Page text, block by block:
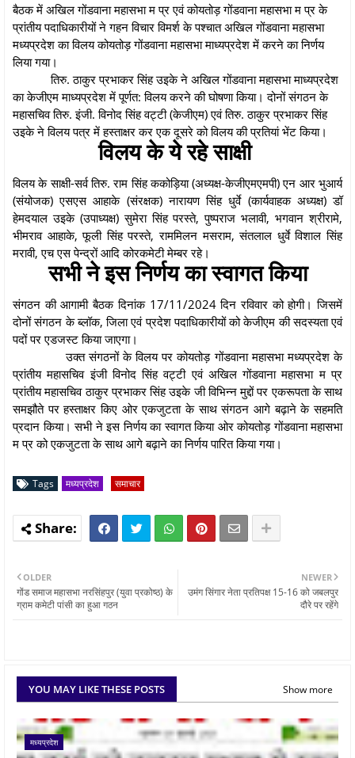
बैठक में अखिल गोंडवाना महासभा म प्र एवं कोयतोड़ गोंडवाना महासभा म प्र के
प्रांतीय पदाधिकारीयों ने गहन विचार विमर्श के पश्चात अखिल गोंडवाना महासभा
मध्यप्रदेश का विलय कोयतोड़ गोंडवाना महासभा माध्यप्रदेश में करने का निर्णय
लिया गया।
तिरु. ठाकुर प्रभाकर सिंह उइके ने अखिल गोंडवाना महासभा माध्यप्रदेश
का केजीएम माध्यप्रदेश में पूर्णत: विलय करने की घोषणा किया। दोनों संगठन के
महासचिव तिरु. इंजी. विनोद सिंह वट्टी (केजीएम) एवं तिरु. ठाकुर प्रभाकर सिंह
उइके ने विलय पत्र में हस्ताक्षर कर एक दूसरे को विलय की प्रतियां भेंट किया।
विलय के ये रहे साक्षी
विलय के साक्षी-सर्व तिरु. राम सिंह ककोड़िया (अध्यक्ष-केजीएमएमपी) एन आर भुआर्य
(संयोजक) एसएस आहाके (संरक्षक) नारायण सिंह धुर्वे (कार्यवाहक अध्यक्ष) डॉ
हेमदयाल उइके (उपाध्यक्ष) सुमेरा सिंह परस्ते, पुष्पराज भलावी, भगवान श्रीरामे,
भीमराव आहाके, फूली सिंह परस्ते, राममिलन मसराम, संतलाल धुर्वे विशाल सिंह
मरावी, एच एस पेन्द्रों आदि कोरकमेटी मेम्बर रहे।
सभी ने इस निर्णय का स्वागत किया
संगठन की आगामी बैठक दिनांक 17/11/2024 दिन रविवार को होगी। जिसमें
दोनों संगठन के ब्लॉक, जिला एवं प्रदेश पदाधिकारीयों को केजीएम की सदस्यता एवं
पदों पर एडजस्ट किया जाएगा।
उक्त संगठनों के विलय पर कोयतोड़ गोंडवाना महासभा मध्यप्रदेश के
प्रांतीय महासचिव इंजी विनोद सिंह वट्टी एवं अखिल गोंडवाना महासभा म प्र
प्रांतीय महासचिव ठाकुर प्रभाकर सिंह उइके जी विभिन्न मुद्दों पर एकरूपता के साथ
समझौते पर हस्ताक्षर किए ओर एकजुटता के साथ संगठन आगे बढ़ाने के सहमति
प्रदान किया। सभी ने इस निर्णय का स्वागत किया ओर कोयतोड़ गोंडवाना महासभा
म प्र को एकजुटता के साथ आगे बढ़ाने का निर्णय पारित किया गया।
Tags मध्यप्रदेश समाचार
NEWER
उमंग सिंगार नेता प्रतिपक्ष 15-16 को जबलपुर
दौरे पर रहेंगे
OLDER
गोंड समाज महासभा नरसिंहपुर (युवा प्रकोष्ठ) के
ग्राम कमेटी पांसी का हुआ गठन
YOU MAY LIKE THESE POSTS Show more
मध्यप्रदेश